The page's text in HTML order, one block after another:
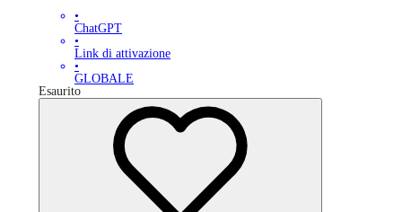
•
ChatGPT
•
Link di attivazione
•
GLOBALE
Esaurito